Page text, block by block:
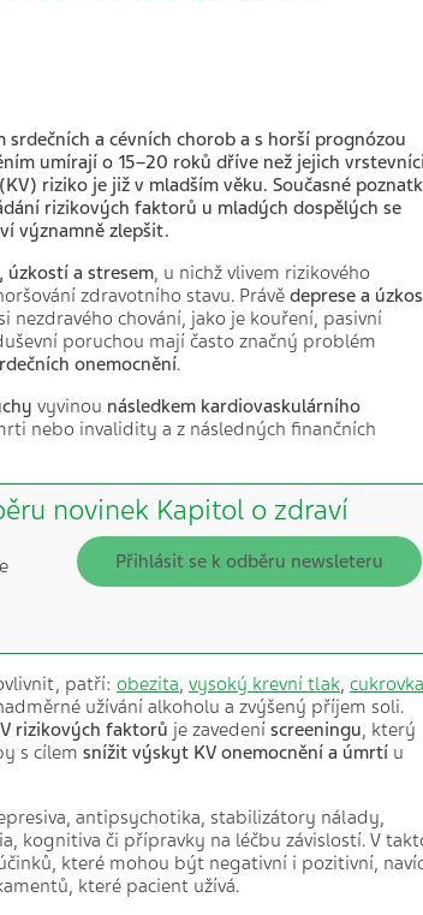
a cévních chorob a s horší prognózou
umírají o 15–20 roků dříve než jejich
riziko je již v mladším věku. Současné
rizikových faktorů u mladých dospělých se
významně zlepšit.
úzkostí a stresem, u nichž vlivem rizikového
zdravotního stavu. Právě deprese a
chování, jako je kouření, pasivní
poruchou mají často značný problém
onemocnění.
vyvinou následkem kardiovaskulárního
nebo invalidity a z následných finančních
novinek Kapitol o zdraví
Přihlásit se k odběru newsleteru
patří: obezita, vysoký krevní tlak, cukrovka
užívání alkoholu a zvýšený příjem soli.
rizikových faktorů je zavedení screeningu, který
s cílem snížit výskyt KV onemocnění a úmrtí u
antipsychotika, stabilizátory nálady,
kognitiva či přípravky na léčbu závislostí. V
které mohou být negativní i pozitivní,
které pacient užívá.